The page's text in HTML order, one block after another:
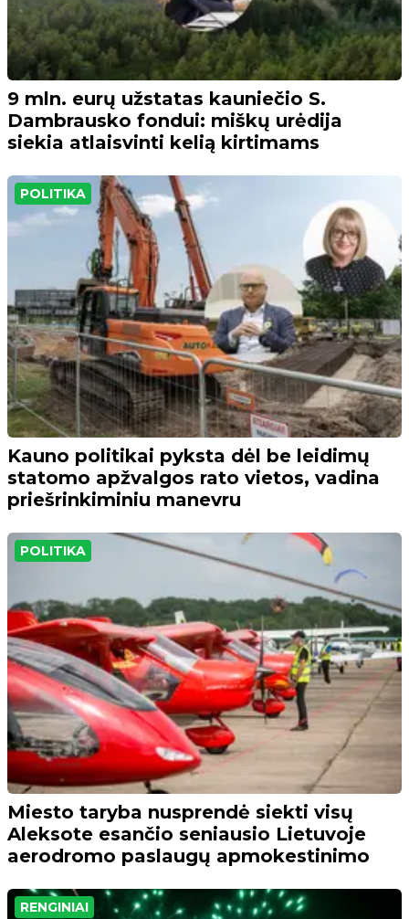
9 mln. eurų užstatas kauniečio S.
Dambrausko fondui: miškų urėdija
siekia atlaisvinti kelią kirtimams
POLITIKA
Kauno politikai pyksta dėl be leidimų
statomo apžvalgos rato vietos, vadina
priešrinkiminiu manevru
POLITIKA
Miesto taryba nusprendė siekti visų
Aleksote esančio seniausio Lietuvoje
aerodromo paslaugų apmokestinimo
RENGINIAI